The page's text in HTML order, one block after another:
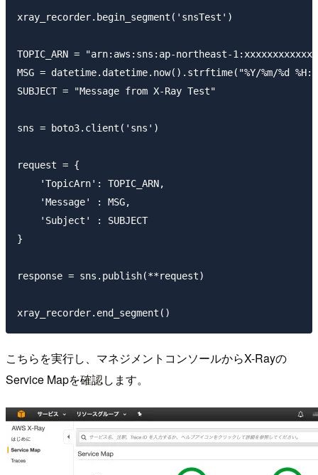
xray_recorder.begin_segment('snsTest')
TOPIC_ARN = "arn:aws:sns:ap-northeast-
MSG = datetime.datetime.now().strftime("%Y/%m/%d
SUBJECT = "Message from X-Ray Test"
sns = boto3.client('sns')
request = {
    'TopicArn': TOPIC_ARN,
    'Message' : MSG,
    'Subject' : SUBJECT
}
response = sns.publish(**request)
こちらを実行し、マネジメントコンソールからX-Rayの
Service Mapを確認します。